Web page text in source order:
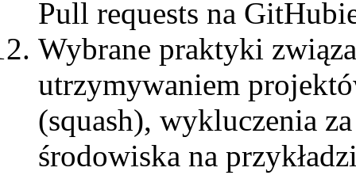
Pull requests na
Wybrane praktyki
utrzymywaniem
(squash), wykluczenia
środowiska na